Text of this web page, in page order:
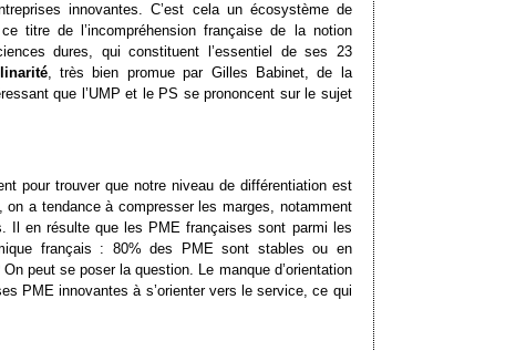
innovantes. C’est cela un écosystème de
titre de l’incompréhension française de la notion
dures, qui constituent l’essentiel de ses 23
, très bien promue par Gilles Babinet, de la
que l’UMP et le PS se prononcent sur le sujet
pour trouver que notre niveau de différentiation est
a tendance à compresser les marges, notamment
Il en résulte que les PME françaises sont parmi les
français : 80% des PME sont stables ou en
peut se poser la question. Le manque d’orientation
PME innovantes à s’orienter vers le service, ce qui